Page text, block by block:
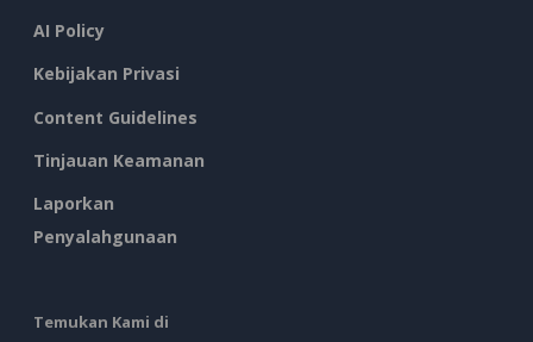
AI Policy
Kebijakan Privasi
Content Guidelines
Tinjauan Keamanan
Laporkan
Penyalahgunaan
Temukan Kami di